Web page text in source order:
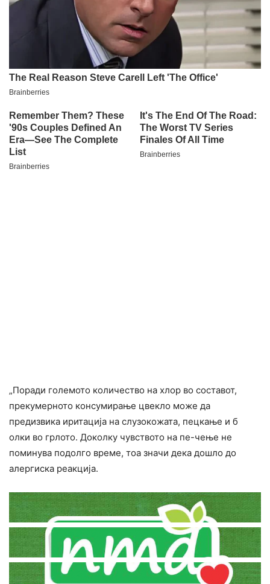
„Поради големото количество на хлор во составот,
прекумерното конcyмирање цвекло може да
предизвика иритација на слузокожата, пецкање и б
олки во грлото. Доколку чувството на пе-чење не
поминува подолго време, тоа значи дека дошло до
алергиска реакција.